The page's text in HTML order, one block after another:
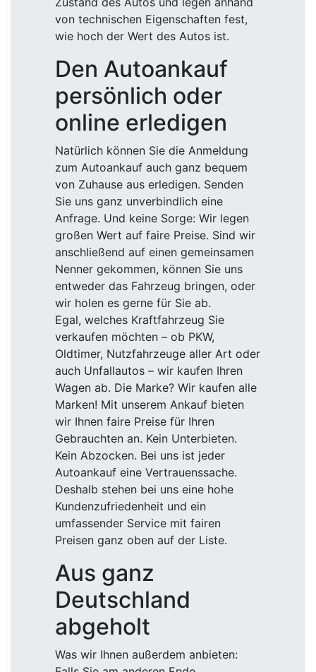
von technischen Eigenschaften fest,
wie hoch der Wert des Autos ist.
Den Autoankauf
persönlich oder
online erledigen
Natürlich können Sie die Anmeldung
zum Autoankauf auch ganz bequem
von Zuhause aus erledigen. Senden
Sie uns ganz unverbindlich eine
Anfrage. Und keine Sorge: Wir legen
großen Wert auf faire Preise. Sind wir
anschließend auf einen gemeinsamen
Nenner gekommen, können Sie uns
entweder das Fahrzeug bringen, oder
wir holen es gerne für Sie ab.
Egal, welches Kraftfahrzeug Sie
verkaufen möchten – ob PKW,
Oldtimer, Nutzfahrzeuge aller Art oder
auch Unfallautos – wir kaufen Ihren
Wagen ab. Die Marke? Wir kaufen alle
Marken! Mit unserem Ankauf bieten
wir Ihnen faire Preise für Ihren
Gebrauchten an. Kein Unterbieten.
Kein Abzocken. Bei uns ist jeder
Autoankauf eine Vertrauenssache.
Deshalb stehen bei uns eine hohe
Kundenzufriedenheit und ein
umfassender Service mit fairen
Preisen ganz oben auf der Liste.
Aus ganz
Deutschland
abgeholt
Was wir Ihnen außerdem anbieten: